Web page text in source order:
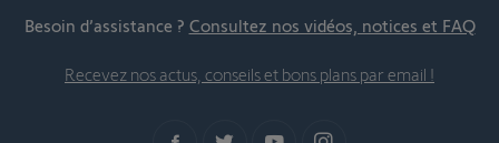
Besoin d’assistance ? Consultez nos vidéos, notices et FAQ
Recevez nos actus, conseils et bons plans par email !